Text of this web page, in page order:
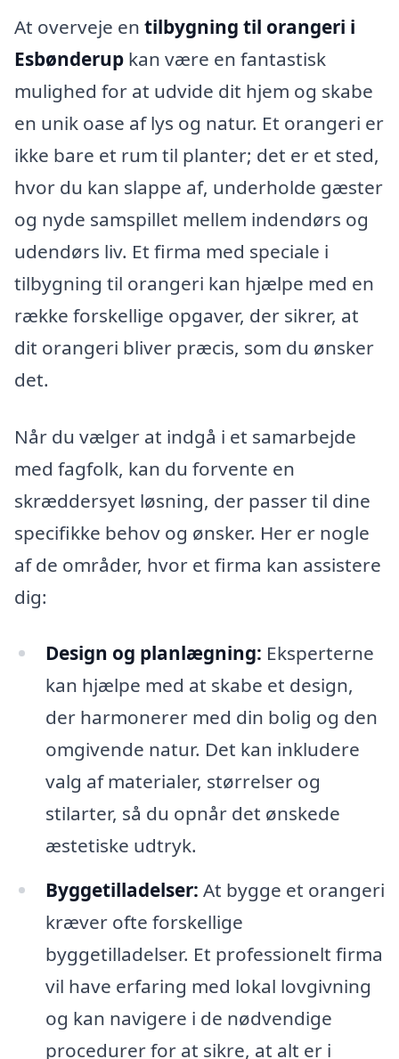
At overveje en tilbygning til orangeri i
Esbønderup kan være en fantastisk
mulighed for at udvide dit hjem og skabe
en unik oase af lys og natur. Et orangeri er
ikke bare et rum til planter; det er et sted,
hvor du kan slappe af, underholde gæster
og nyde samspillet mellem indendørs og
udendørs liv. Et firma med speciale i
tilbygning til orangeri kan hjælpe med en
række forskellige opgaver, der sikrer, at
dit orangeri bliver præcis, som du ønsker
det.
Når du vælger at indgå i et samarbejde
med fagfolk, kan du forvente en
skræddersyet løsning, der passer til dine
specifikke behov og ønsker. Her er nogle
af de områder, hvor et firma kan assistere
dig:
Design og planlægning: Eksperterne
kan hjælpe med at skabe et design,
der harmonerer med din bolig og den
omgivende natur. Det kan inkludere
valg af materialer, størrelser og
stilarter, så du opnår det ønskede
æstetiske udtryk.
Byggetilladelser: At bygge et orangeri
kræver ofte forskellige
byggetilladelser. Et professionelt firma
vil have erfaring med lokal lovgivning
og kan navigere i de nødvendige
procedurer for at sikre, at alt er i